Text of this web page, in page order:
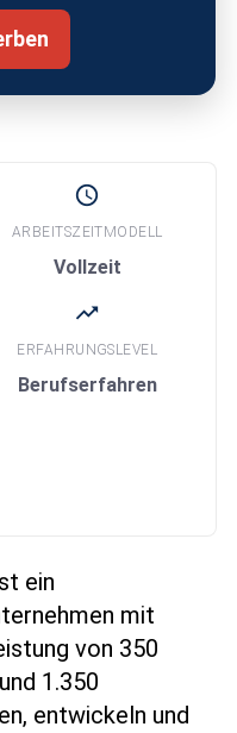
schedule
ARBEITSZEITMODELL
Vollzeit
trending_up
ERFAHRUNGSLEVEL
Berufserfahren
ein
mit
von 350
1.350
entwickeln und